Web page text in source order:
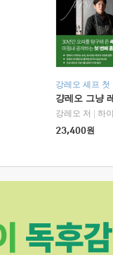
강레오 셰프 첫
걍레오 그냥
강레오 저
하
23,400원